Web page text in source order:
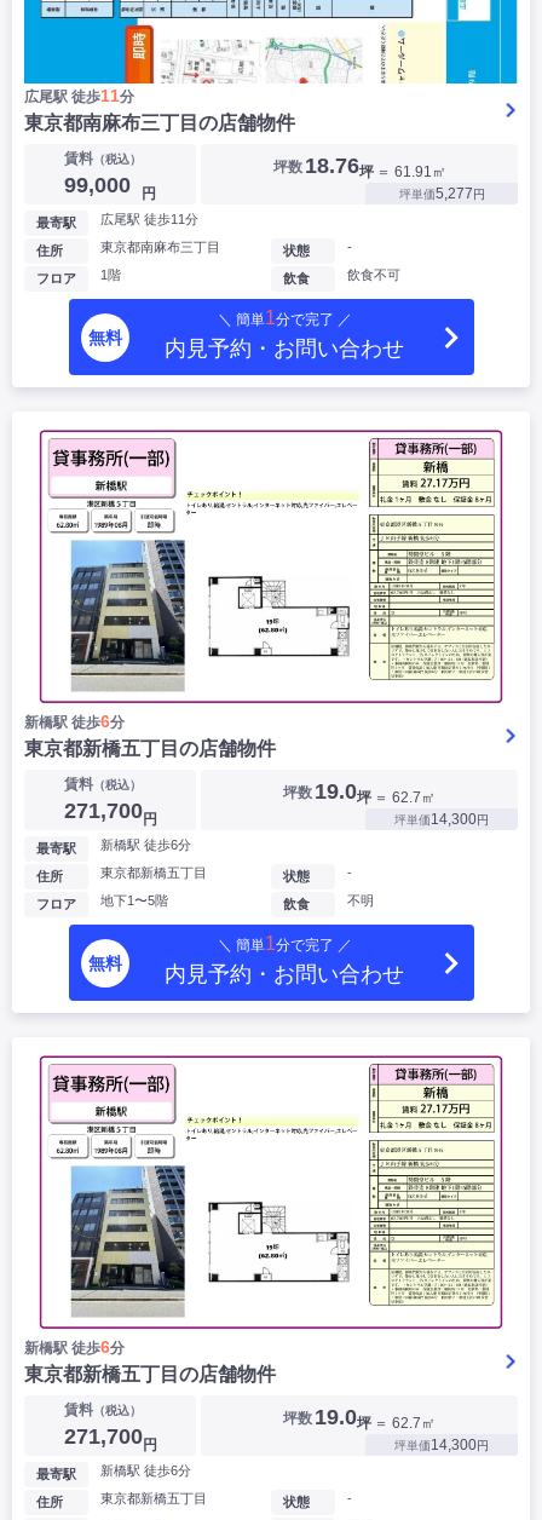
広尾駅 徒歩11分
東京都南麻布三丁目の店舗物件
賃料 （税込）
99,000 円
坪数 18.76坪 ＝ 61.91㎡
坪単価5,277円
最寄駅 広尾駅 徒歩11分
住所 東京都南麻布三丁目
フロア 1階
状態 -
飲食 飲食不可
無料
＼ 簡単1分で完了 ／
内見予約・お問い合わせ
新橋駅 徒歩6分
東京都新橋五丁目の店舗物件
賃料（税込）
271,700円
坪数 19.0坪 ＝ 62.7㎡
坪単価14,300円
最寄駅 新橋駅 徒歩6分
住所 東京都新橋五丁目
フロア 地下1〜5階
状態 -
飲食 不明
無料
＼ 簡単1分で完了 ／
内見予約・お問い合わせ
新橋駅 徒歩6分
東京都新橋五丁目の店舗物件
賃料（税込）
271,700円
坪数 19.0坪 ＝ 62.7㎡
坪単価14,300円
最寄駅 新橋駅 徒歩6分
住所 東京都新橋五丁目 状態 -